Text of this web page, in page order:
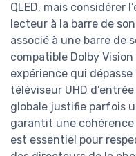
QLED, mais considérer
lecteur à la barre de
associé à une barre de
compatible Dolby
expérience qui
téléviseur UHD
globale justifie parfois
garantit une cohérence
est essentiel pour